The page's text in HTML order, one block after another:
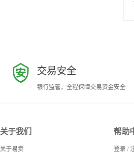
交易安全
银行监管，全程保障交易资金安全
关于我们
关于易卖
帮助
登录 /